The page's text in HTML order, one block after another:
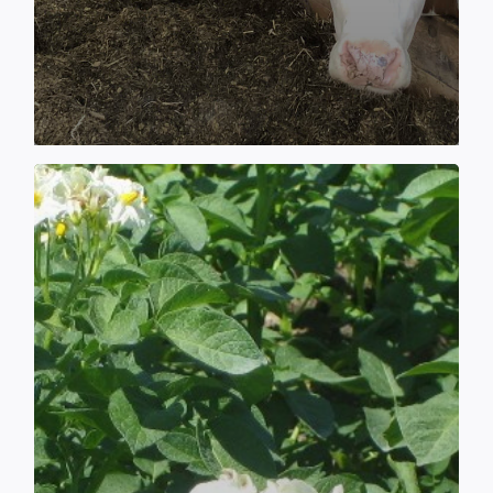
přední místa v okresní mléčné lize.
Zobrazit více
Pěstované odrůdy
brambor
Hospodaříme na výměře 1000 hektarů
zemědělské půdy, na farmách v Popelíně,
v České Olešné, v Bořetíně a v Bednárečku.
Z toho je cca 750 hektarů půdy orné
a zbytek jsou trvalé travní porosty. Hlavní